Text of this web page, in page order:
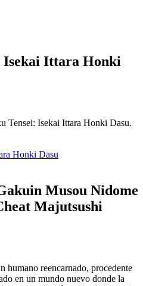
Isekai Ittara Honki
Tensei: Isekai Ittara Honki Dasu.
Musou Nidome
Majutsushi
humano reencarnado, procedente
en un mundo nuevo donde la